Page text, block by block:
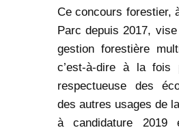
Ce concours forestier,
Parc depuis 2017,
gestion forestière
c’est-à-dire à la fois
respectueuse des
des autres usages de
à candidature